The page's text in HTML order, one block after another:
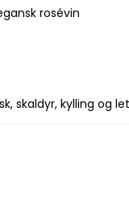
rosévin
skaldyr, kylling og